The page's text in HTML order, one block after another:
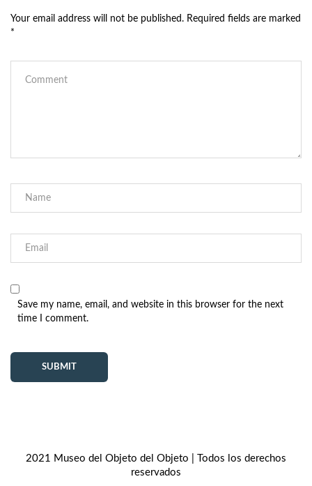
Your email address will not be published. Required fields are marked
*
Save my name, email, and website in this browser for the next
time I comment.
2021 Museo del Objeto del Objeto | Todos los derechos
reservados